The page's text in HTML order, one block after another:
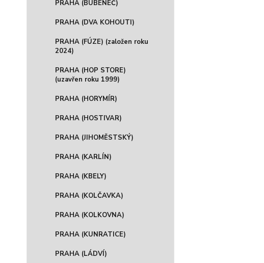
PRAHA (BUBENEČ)
PRAHA (DVA KOHOUTI)
PRAHA (FÚZE) (založen roku
2024)
PRAHA (HOP STORE)
(uzavřen roku 1999)
PRAHA (HORYMÍR)
PRAHA (HOSTIVAR)
PRAHA (JIHOMĚSTSKÝ)
PRAHA (KARLÍN)
PRAHA (KBELY)
PRAHA (KOLČAVKA)
PRAHA (KOLKOVNA)
PRAHA (KUNRATICE)
PRAHA (LÁDVÍ)